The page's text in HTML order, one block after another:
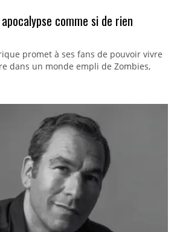
comme si de rien
promet à ses fans de pouvoir vivre
dans un monde empli de Zombies,